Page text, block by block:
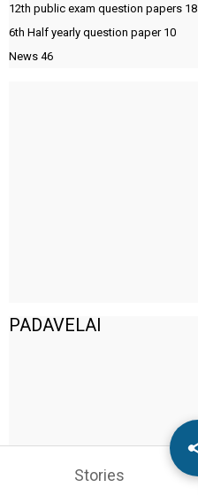
12th public exam question papers 18
6th Half yearly question paper 10
News 46
PADAVELAI
Stories